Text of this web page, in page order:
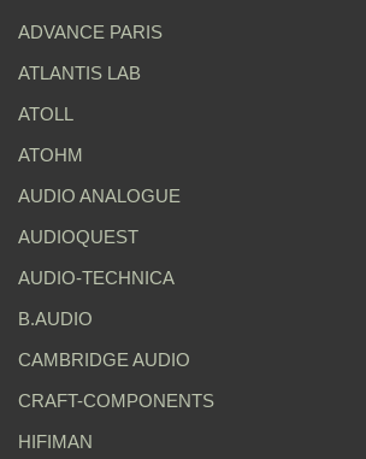
ADVANCE PARIS
ATLANTIS LAB
ATOLL
ATOHM
AUDIO ANALOGUE
AUDIOQUEST
AUDIO-TECHNICA
B.AUDIO
CAMBRIDGE AUDIO
CRAFT-COMPONENTS
HIFIMAN